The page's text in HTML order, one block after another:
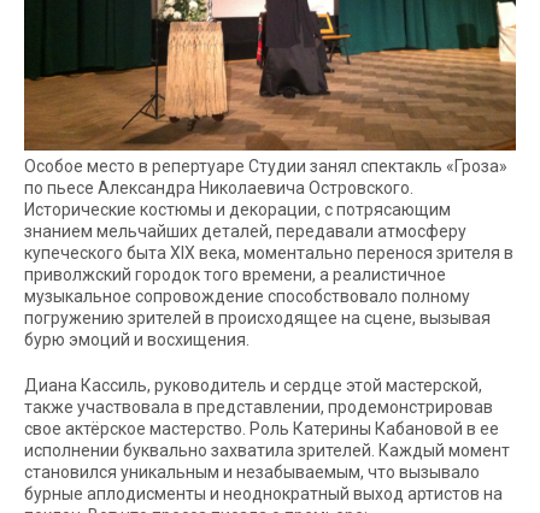
Особое место в репертуаре Студии занял спектакль «Гроза»
по пьесе Александра Николаевича Островского.
Исторические костюмы и декорации, с потрясающим
знанием мельчайших деталей, передавали атмосферу
купеческого быта XIX века, моментально перенося зрителя в
приволжский городок того времени, а реалистичное
музыкальное сопровождение способствовало полному
погружению зрителей в происходящее на сцене, вызывая
бурю эмоций и восхищения.
Диана Кассиль, руководитель и сердце этой мастерской,
также участвовала в представлении, продемонстрировав
свое актёрское мастерство. Роль Катерины Кабановой в ее
исполнении буквально захватила зрителей. Каждый момент
становился уникальным и незабываемым, что вызывало
бурные аплодисменты и неоднократный выход артистов на